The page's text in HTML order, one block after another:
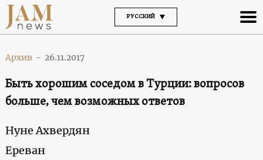
РУССКИЙ
Архив - 26.11.2017
Быть хорошим соседом в Турции: вопросов
больше, чем возможных ответов
Нуне Ахвердян
Ереван